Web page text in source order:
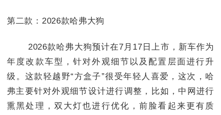
第二款：2026款哈弗大狗
2026款哈弗大狗预计在7月17日上市，新车作为
年度改款车型，针对外观细节以及配置层面进行升
级。这款轻越野“方盒子”很受年轻人喜爱，这次，哈
弗主要针对外观细节设计进行调整，比如，中网进行
熏黑处理，双大灯也进行优化，前脸看起来更有质